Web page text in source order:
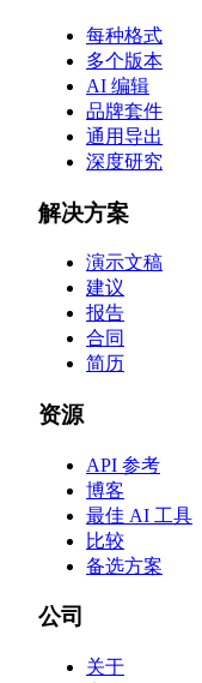
每种格式
多个版本
AI 编辑
品牌套件
通用导出
深度研究
解决方案
演示文稿
建议
报告
合同
简历
资源
API 参考
博客
最佳 AI 工具
比较
备选方案
公司
关于